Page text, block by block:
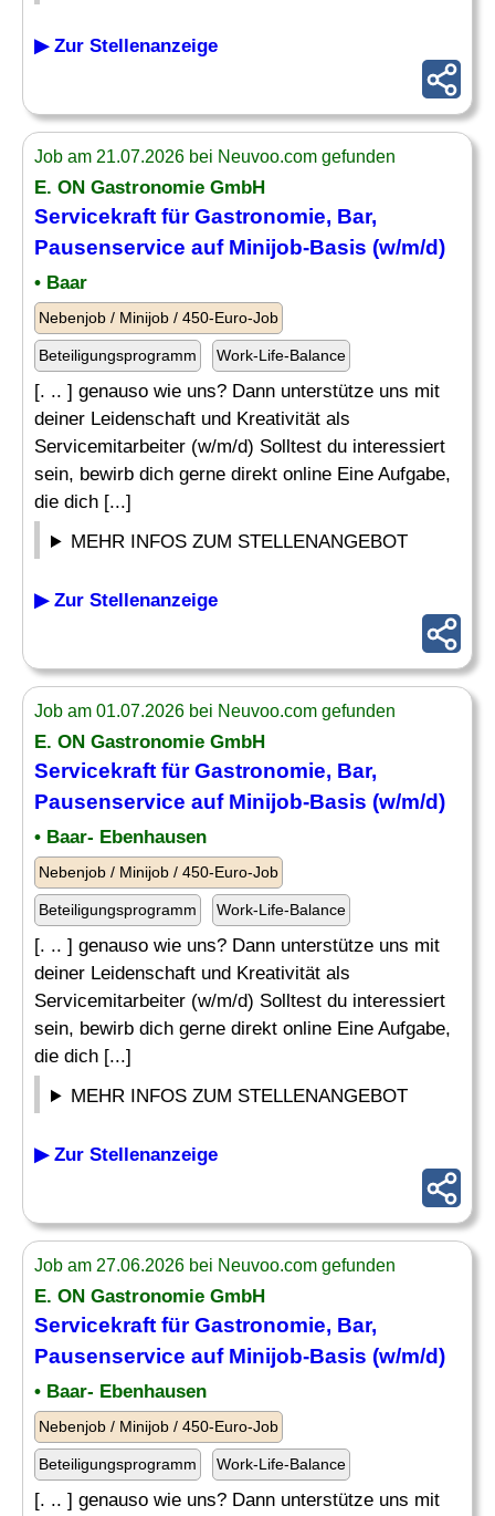
▶ Zur Stellenanzeige
Job am 21.07.2026 bei Neuvoo.com gefunden
E. ON Gastronomie GmbH
Servicekraft für Gastronomie, Bar,
Pausenservice auf Minijob-Basis (w/m/d)
• Baar
Nebenjob / Minijob / 450-Euro-Job
Beteiligungsprogramm Work-Life-Balance
[. .. ] genauso wie uns? Dann unterstütze uns mit
deiner Leidenschaft und Kreativität als
Servicemitarbeiter (w/m/d) Solltest du interessiert
sein, bewirb dich gerne direkt online Eine Aufgabe,
die dich [...]
MEHR INFOS ZUM STELLENANGEBOT
▶ Zur Stellenanzeige
Job am 01.07.2026 bei Neuvoo.com gefunden
E. ON Gastronomie GmbH
Servicekraft für Gastronomie, Bar,
Pausenservice auf Minijob-Basis (w/m/d)
• Baar- Ebenhausen
Nebenjob / Minijob / 450-Euro-Job
Beteiligungsprogramm Work-Life-Balance
[. .. ] genauso wie uns? Dann unterstütze uns mit
deiner Leidenschaft und Kreativität als
Servicemitarbeiter (w/m/d) Solltest du interessiert
sein, bewirb dich gerne direkt online Eine Aufgabe,
die dich [...]
MEHR INFOS ZUM STELLENANGEBOT
▶ Zur Stellenanzeige
Job am 27.06.2026 bei Neuvoo.com gefunden
E. ON Gastronomie GmbH
Servicekraft für Gastronomie, Bar,
Pausenservice auf Minijob-Basis (w/m/d)
• Baar- Ebenhausen
Nebenjob / Minijob / 450-Euro-Job
Beteiligungsprogramm Work-Life-Balance
[. .. ] genauso wie uns? Dann unterstütze uns mit